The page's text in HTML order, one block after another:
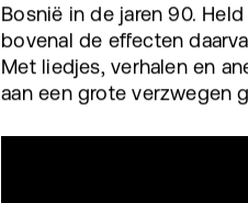
Bosnië in de jaren 90.
bovenal de effecten
Met liedjes, verhalen en
aan een grote verzwegen